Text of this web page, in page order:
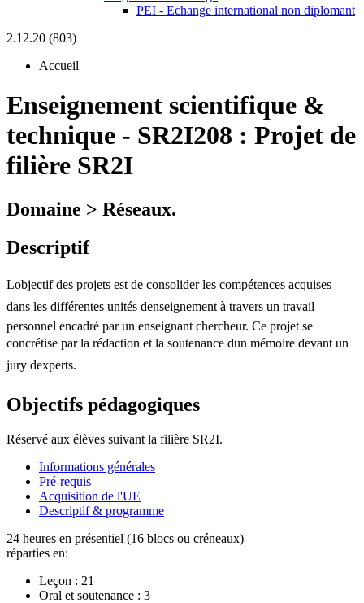
PEI - Echange international non diplomant
2.12.20 (803)
Accueil
Enseignement scientifique &
technique - SR2I208 : Projet de
filière SR2I
Domaine > Réseaux.
Descriptif
Lobjectif des projets est de consolider les compétences acquises
dans les différentes unités denseignement à travers un travail
personnel encadré par un enseignant chercheur. Ce projet se
concrétise par la rédaction et la soutenance dun mémoire devant un
jury dexperts.
Objectifs pédagogiques
Réservé aux élèves suivant la filière SR2I.
Informations générales
Pré-requis
Acquisition de l'UE
Descriptif & programme
24 heures en présentiel (16 blocs ou créneaux)
réparties en:
Leçon : 21
Oral et soutenance : 3